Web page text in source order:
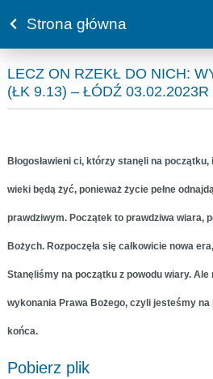
Strona główna
LECZ ON RZEKŁ DO NICH:
(ŁK 9.13) – ŁÓDŹ 03.02.2023R
Błogosławieni ci, którzy stanęli na początku,
wieki będą żyć, ponieważ życie pełne
prawdziwym. Początek to prawdziwa wiara,
Bożych. Rozpoczęła się całkowicie nowa
Stanęliśmy na początku z powodu wiary. Ale
wykonania Prawa Bożego, czyli jesteśmy na
końca.
Pobierz plik